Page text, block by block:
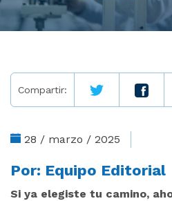
Compartir:
28 / marzo / 2025
Por: Equipo Editorial
Si ya elegiste tu camino,